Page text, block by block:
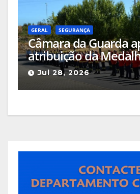
GERAL SEGURANÇA
Câmara da Guarda
atribuição da
de Grau Ouro à
Humanitária de
Voluntários da
Jul 28, 2026